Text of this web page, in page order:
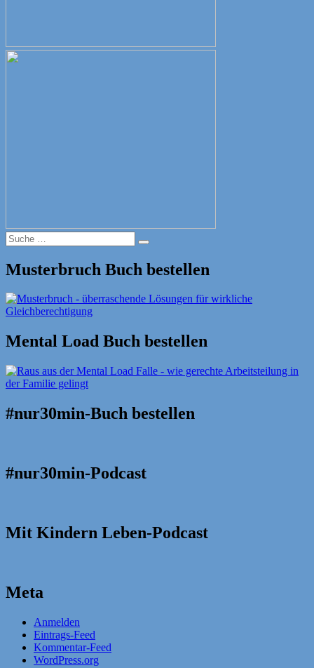
Suche
nach:
Suche
Musterbruch Buch bestellen
Mental Load Buch bestellen
#nur30min-Buch bestellen
#nur30min-Podcast
Mit Kindern Leben-Podcast
Meta
Anmelden
Eintrags-Feed
Kommentar-Feed
WordPress.org